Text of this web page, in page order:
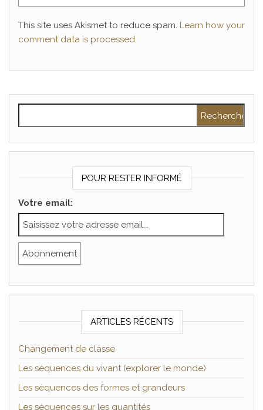
This site uses Akismet to reduce spam. Learn how your
comment data is processed.
POUR RESTER INFORMÉ
Votre email:
ARTICLES RÉCENTS
Changement de classe
Les séquences du vivant (explorer le monde)
Les séquences des formes et grandeurs
Les séquences sur les quantités